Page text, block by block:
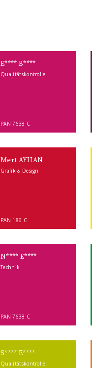
E**** B****
Qualitätskontrolle
PAN 7638 C
Mert AYHAN
Grafik & Design
PAN 186 C
N**** E****
Technik
PAN 7638 C
S**** E****
Qualitätskontrolle